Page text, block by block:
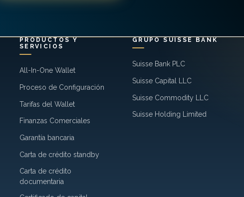
PRODUCTOS Y
SERVICIOS
All-In-One Wallet
Proceso de Configuración
Tarifas del Wallet
Finanzas Comerciales
Garantía bancaria
Carta de crédito standby
Carta de crédito
documentaria
GRUPO SUISSE BANK
Suisse Bank PLC
Suisse Capital LLC
Suisse Commodity LLC
Suisse Holding Limited